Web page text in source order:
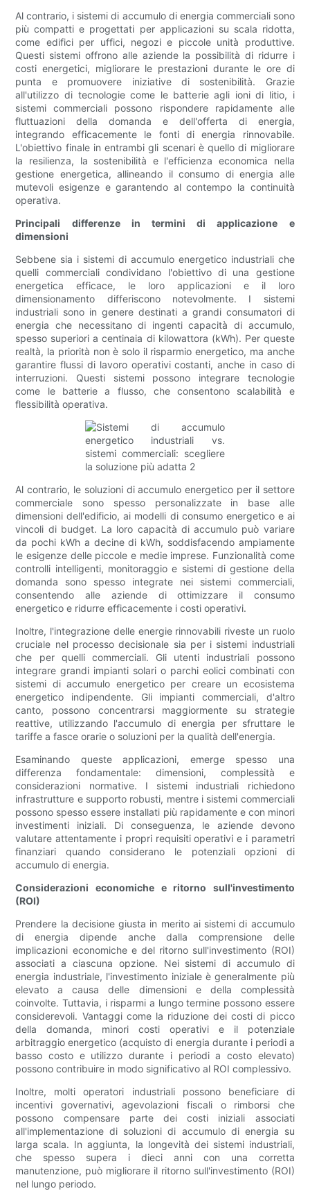
Al contrario, i sistemi di accumulo di energia commerciali sono
più compatti e progettati per applicazioni su scala ridotta,
come edifici per uffici, negozi e piccole unità produttive.
Questi sistemi offrono alle aziende la possibilità di ridurre i
costi energetici, migliorare le prestazioni durante le ore di
punta e promuovere iniziative di sostenibilità. Grazie
all'utilizzo di tecnologie come le batterie agli ioni di litio, i
sistemi commerciali possono rispondere rapidamente alle
fluttuazioni della domanda e dell'offerta di energia,
integrando efficacemente le fonti di energia rinnovabile.
L'obiettivo finale in entrambi gli scenari è quello di migliorare
la resilienza, la sostenibilità e l'efficienza economica nella
gestione energetica, allineando il consumo di energia alle
mutevoli esigenze e garantendo al contempo la continuità
operativa.
Principali differenze in termini di applicazione e
dimensioni
Sebbene sia i sistemi di accumulo energetico industriali che
quelli commerciali condividano l'obiettivo di una gestione
energetica efficace, le loro applicazioni e il loro
dimensionamento differiscono notevolmente. I sistemi
industriali sono in genere destinati a grandi consumatori di
energia che necessitano di ingenti capacità di accumulo,
spesso superiori a centinaia di kilowattora (kWh). Per queste
realtà, la priorità non è solo il risparmio energetico, ma anche
garantire flussi di lavoro operativi costanti, anche in caso di
interruzioni. Questi sistemi possono integrare tecnologie
come le batterie a flusso, che consentono scalabilità e
flessibilità operativa.
Al contrario, le soluzioni di accumulo energetico per il settore
commerciale sono spesso personalizzate in base alle
dimensioni dell'edificio, ai modelli di consumo energetico e ai
vincoli di budget. La loro capacità di accumulo può variare
da pochi kWh a decine di kWh, soddisfacendo ampiamente
le esigenze delle piccole e medie imprese. Funzionalità come
controlli intelligenti, monitoraggio e sistemi di gestione della
domanda sono spesso integrate nei sistemi commerciali,
consentendo alle aziende di ottimizzare il consumo
energetico e ridurre efficacemente i costi operativi.
Inoltre, l'integrazione delle energie rinnovabili riveste un ruolo
cruciale nel processo decisionale sia per i sistemi industriali
che per quelli commerciali. Gli utenti industriali possono
integrare grandi impianti solari o parchi eolici combinati con
sistemi di accumulo energetico per creare un ecosistema
energetico indipendente. Gli impianti commerciali, d'altro
canto, possono concentrarsi maggiormente su strategie
reattive, utilizzando l'accumulo di energia per sfruttare le
tariffe a fasce orarie o soluzioni per la qualità dell'energia.
Esaminando queste applicazioni, emerge spesso una
differenza fondamentale: dimensioni, complessità e
considerazioni normative. I sistemi industriali richiedono
infrastrutture e supporto robusti, mentre i sistemi commerciali
possono spesso essere installati più rapidamente e con minori
investimenti iniziali. Di conseguenza, le aziende devono
valutare attentamente i propri requisiti operativi e i parametri
finanziari quando considerano le potenziali opzioni di
accumulo di energia.
Considerazioni economiche e ritorno sull'investimento
(ROI)
Prendere la decisione giusta in merito ai sistemi di accumulo
di energia dipende anche dalla comprensione delle
implicazioni economiche e del ritorno sull'investimento (ROI)
associati a ciascuna opzione. Nei sistemi di accumulo di
energia industriale, l'investimento iniziale è generalmente più
elevato a causa delle dimensioni e della complessità
coinvolte. Tuttavia, i risparmi a lungo termine possono essere
considerevoli. Vantaggi come la riduzione dei costi di picco
della domanda, minori costi operativi e il potenziale
arbitraggio energetico (acquisto di energia durante i periodi a
basso costo e utilizzo durante i periodi a costo elevato)
possono contribuire in modo significativo al ROI complessivo.
Inoltre, molti operatori industriali possono beneficiare di
incentivi governativi, agevolazioni fiscali o rimborsi che
possono compensare parte dei costi iniziali associati
all'implementazione di soluzioni di accumulo di energia su
larga scala. In aggiunta, la longevità dei sistemi industriali,
che spesso supera i dieci anni con una corretta
manutenzione, può migliorare il ritorno sull'investimento (ROI)
nel lungo periodo.